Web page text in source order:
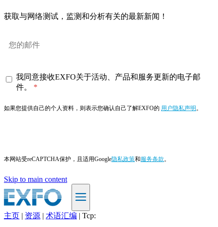
获取与网络测试，监测和分析有关的最新新闻！
我同意接收EXFO关于活动、产品和服务更新的电子邮
件。
如果您提供自己的个人资料，则表示您确认自己了解EXFO的 用户隐私声明 。
本网站受reCAPTCHA保护，且适用Google隐私政策和服务条款。
Skip to main content
主页 | 资源 | 术语汇编 | Tcp: